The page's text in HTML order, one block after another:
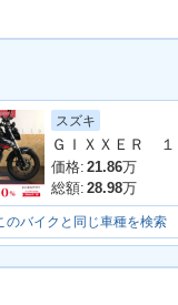
スズキ
ＧＩＸＸＥＲ １
価格: 21.86万
総額: 28.98万
のバイクと同じ車種を検索